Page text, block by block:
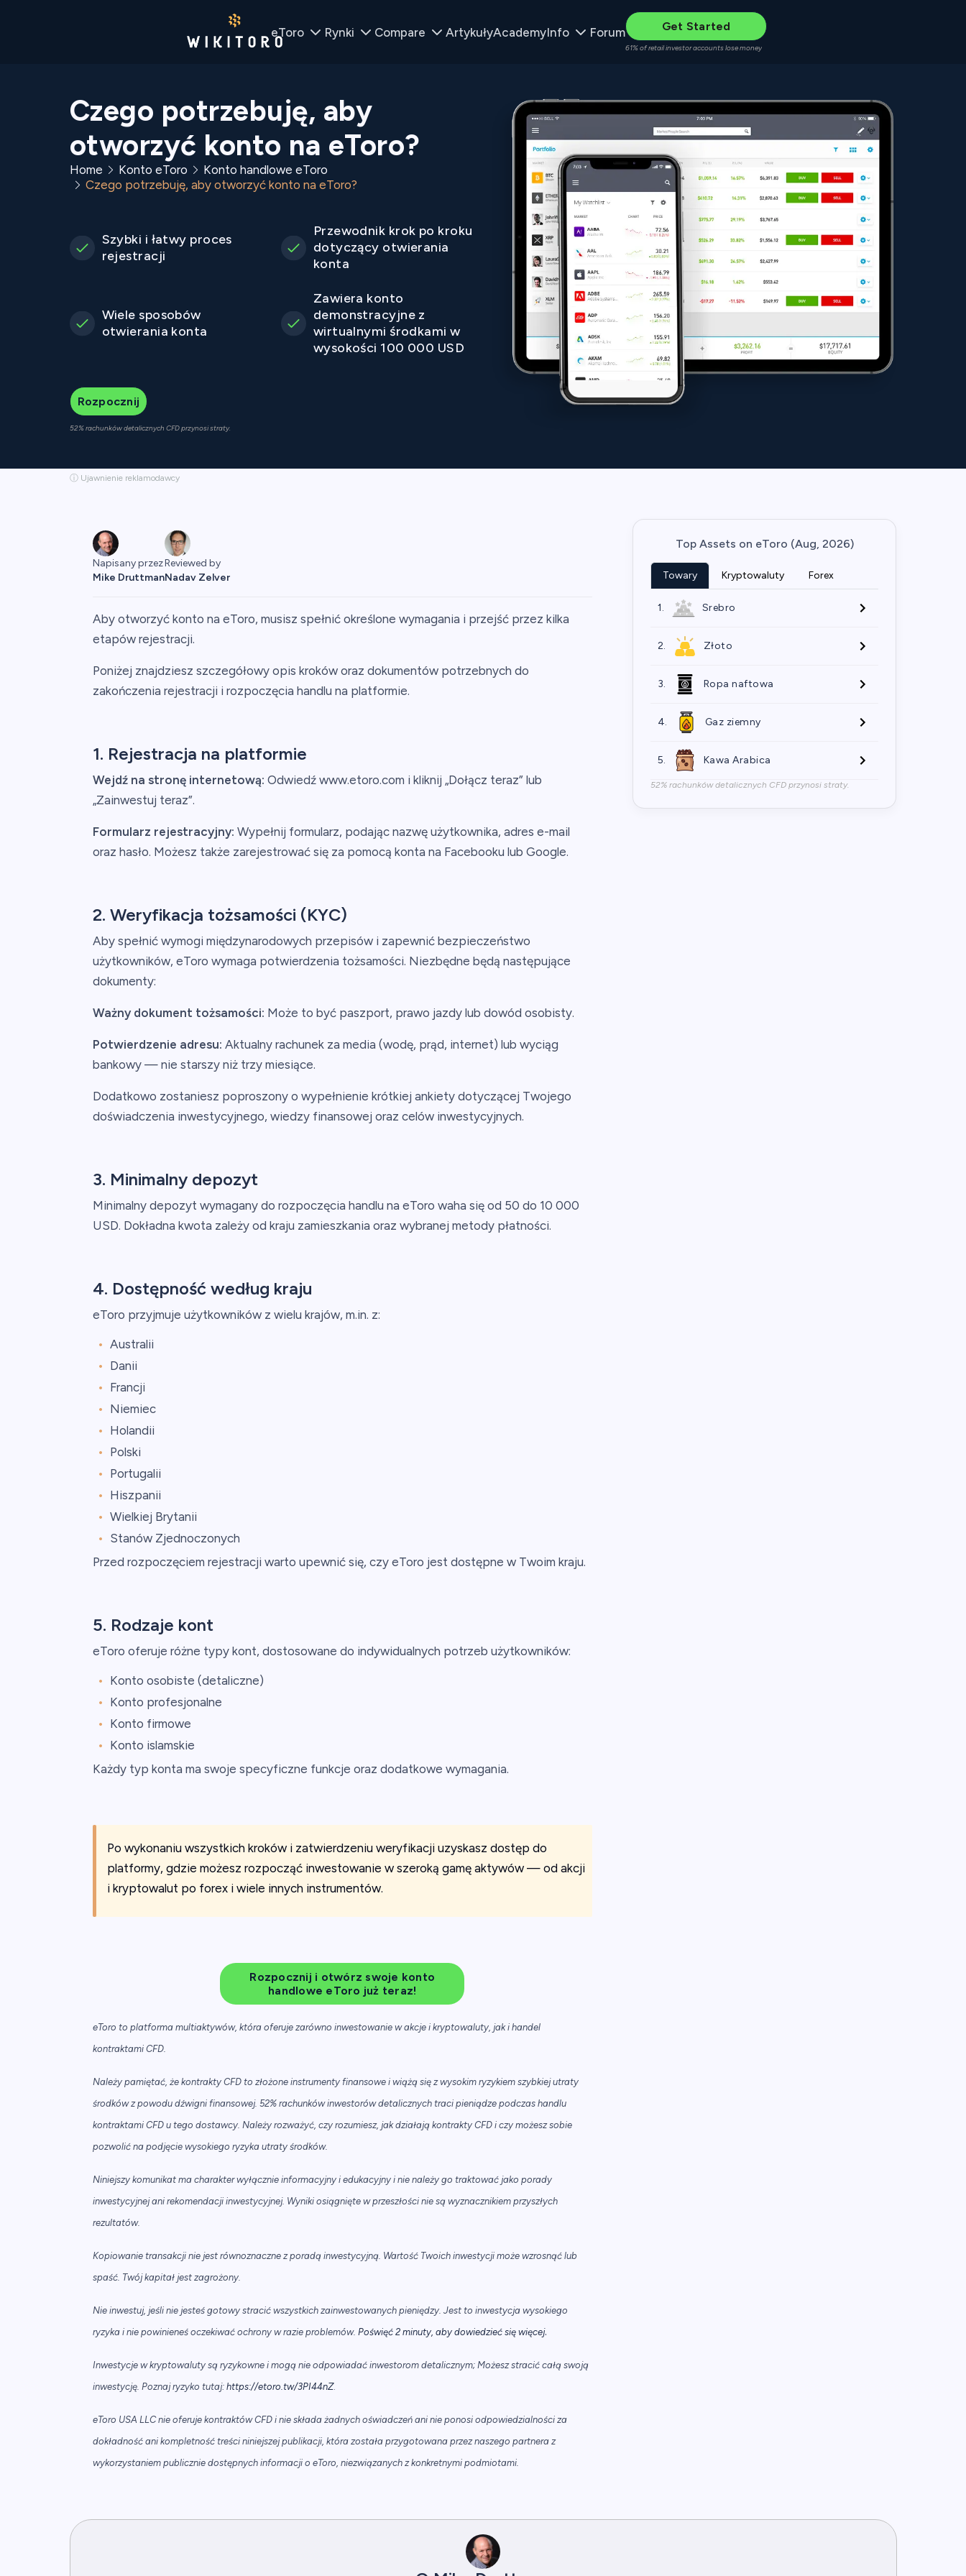
eToro Rynki Compare ArtykułyAcademyInfo Forum Get Started
61% of retail investor accounts lose money
Czego potrzebuję, aby
otworzyć konto na eToro?
Home Konto eToro
Konto handlowe eToro
Czego potrzebuję, aby otworzyć konto na eToro?
Szybki i łatwy proces
rejestracji
Przewodnik krok po kroku
dotyczący otwierania
konta
Wiele sposobów
otwierania konta
Zawiera konto
demonstracyjne z
wirtualnymi środkami w
wysokości 100 000 USD
Rozpocznij
52% rachunków detalicznych CFD przynosi straty.
ⓘ Ujawnienie reklamodawcy
Napisany przez
Mike Druttman
Reviewed by
Nadav Zelver
Aby otworzyć konto na eToro, musisz spełnić określone wymagania i przejść przez kilka
etapów rejestracji.
Poniżej znajdziesz szczegółowy opis kroków oraz dokumentów potrzebnych do
zakończenia rejestracji i rozpoczęcia handlu na platformie.
1. Rejestracja na platformie
Wejdź na stronę internetową: Odwiedź www.etoro.com i kliknij „Dołącz teraz” lub
„Zainwestuj teraz”.
Formularz rejestracyjny: Wypełnij formularz, podając nazwę użytkownika, adres e-mail
oraz hasło. Możesz także zarejestrować się za pomocą konta na Facebooku lub Google.
2. Weryfikacja tożsamości (KYC)
Aby spełnić wymogi międzynarodowych przepisów i zapewnić bezpieczeństwo
użytkowników, eToro wymaga potwierdzenia tożsamości. Niezbędne będą następujące
dokumenty:
Ważny dokument tożsamości: Może to być paszport, prawo jazdy lub dowód osobisty.
Potwierdzenie adresu: Aktualny rachunek za media (wodę, prąd, internet) lub wyciąg
bankowy — nie starszy niż trzy miesiące.
Dodatkowo zostaniesz poproszony o wypełnienie krótkiej ankiety dotyczącej Twojego
doświadczenia inwestycyjnego, wiedzy finansowej oraz celów inwestycyjnych.
3. Minimalny depozyt
Minimalny depozyt wymagany do rozpoczęcia handlu na eToro waha się od 50 do 10 000
USD. Dokładna kwota zależy od kraju zamieszkania oraz wybranej metody płatności.
4. Dostępność według kraju
eToro przyjmuje użytkowników z wielu krajów, m.in. z:
Australii
Danii
Francji
Niemiec
Holandii
Polski
Portugalii
Hiszpanii
Wielkiej Brytanii
Stanów Zjednoczonych
Przed rozpoczęciem rejestracji warto upewnić się, czy eToro jest dostępne w Twoim kraju.
5. Rodzaje kont
eToro oferuje różne typy kont, dostosowane do indywidualnych potrzeb użytkowników:
Konto osobiste (detaliczne)
Konto profesjonalne
Konto firmowe
Konto islamskie
Każdy typ konta ma swoje specyficzne funkcje oraz dodatkowe wymagania.
Po wykonaniu wszystkich kroków i zatwierdzeniu weryfikacji uzyskasz dostęp do
platformy, gdzie możesz rozpocząć inwestowanie w szeroką gamę aktywów — od akcji
i kryptowalut po forex i wiele innych instrumentów.
Rozpocznij i otwórz swoje konto
handlowe eToro już teraz!
eToro to platforma multiaktywów, która oferuje zarówno inwestowanie w akcje i kryptowaluty, jak i handel
kontraktami CFD.
Należy pamiętać, że kontrakty CFD to złożone instrumenty finansowe i wiążą się z wysokim ryzykiem szybkiej utraty
środków z powodu dźwigni finansowej. 52% rachunków inwestorów detalicznych traci pieniądze podczas handlu
kontraktami CFD u tego dostawcy. Należy rozważyć, czy rozumiesz, jak działają kontrakty CFD i czy możesz sobie
pozwolić na podjęcie wysokiego ryzyka utraty środków.
Niniejszy komunikat ma charakter wyłącznie informacyjny i edukacyjny i nie należy go traktować jako porady
inwestycyjnej ani rekomendacji inwestycyjnej. Wyniki osiągnięte w przeszłości nie są wyznacznikiem przyszłych
rezultatów.
Kopiowanie transakcji nie jest równoznaczne z poradą inwestycyjną. Wartość Twoich inwestycji może wzrosnąć lub
spaść. Twój kapitał jest zagrożony.
Nie inwestuj, jeśli nie jesteś gotowy stracić wszystkich zainwestowanych pieniędzy. Jest to inwestycja wysokiego
ryzyka i nie powinieneś oczekiwać ochrony w razie problemów. Poświęć 2 minuty, aby dowiedzieć się więcej.
Inwestycje w kryptowaluty są ryzykowne i mogą nie odpowiadać inwestorom detalicznym; Możesz stracić całą swoją
inwestycję. Poznaj ryzyko tutaj: https://etoro.tw/3PI44nZ.
eToro USA LLC nie oferuje kontraktów CFD i nie składa żadnych oświadczeń ani nie ponosi odpowiedzialności za
dokładność ani kompletność treści niniejszej publikacji, która została przygotowana przez naszego partnera z
wykorzystaniem publicznie dostępnych informacji o eToro, niezwiązanych z konkretnymi podmiotami.
Top Assets on eToro (Aug, 2026)
Towary Kryptowaluty Forex
1. Srebro
2. Złoto
3. Ropa naftowa
4. Gaz ziemny
5. Kawa Arabica
52% rachunków detalicznych CFD przynosi straty.